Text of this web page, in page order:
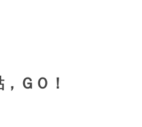
ＧＯ！